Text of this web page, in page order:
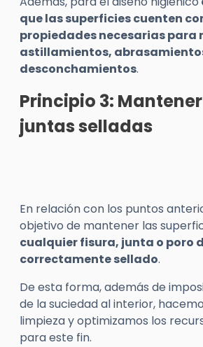
que las superficies cuenten
propiedades necesarias para
astillamientos,
desconchamientos.
Principio 3:
juntas selladas
En relación con los puntos
objetivo de mantener las
cualquier fisura, junta o poro
correctamente sellado.
De esta forma, además de
de la suciedad al interior,
limpieza y optimizamos los
para este fin.